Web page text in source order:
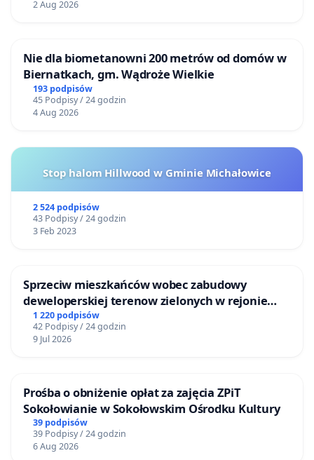
2 Aug 2026
Nie dla biometanowni 200 metrów od domów w
Biernatkach, gm. Wądroże Wielkie
193 podpisów
45 Podpisy / 24 godzin
4 Aug 2026
Stop halom Hillwood w Gminie Michałowice
2 524 podpisów
43 Podpisy / 24 godzin
3 Feb 2023
Sprzeciw mieszkańców wobec zabudowy
deweloperskiej terenow zielonych w rejonie
Bulwarów Straceńskich w Bielsku-Białej
1 220 podpisów
42 Podpisy / 24 godzin
9 Jul 2026
Prośba o obniżenie opłat za zajęcia ZPiT
Sokołowianie w Sokołowskim Ośrodku Kultury
39 podpisów
39 Podpisy / 24 godzin
6 Aug 2026